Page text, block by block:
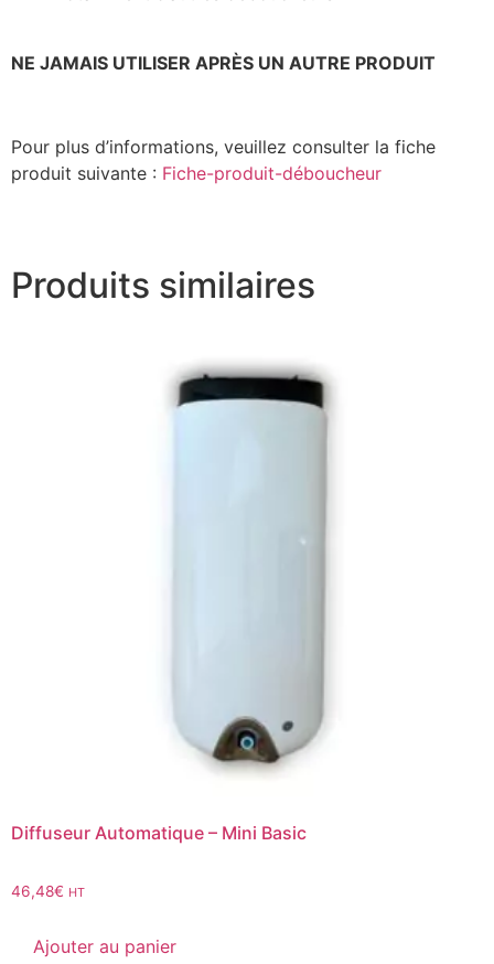
NE JAMAIS UTILISER APRÈS UN AUTRE PRODUIT
Pour plus d’informations, veuillez consulter la fiche
produit suivante : Fiche-produit-déboucheur
Produits similaires
Diffuseur Automatique – Mini Basic
46,48€ HT
Ajouter au panier